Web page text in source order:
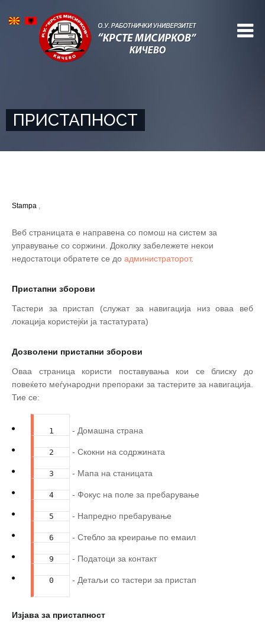
ПРИСТАПНОСТ
Stampa ,
Веб страницата е направена со помош на систем за
управување со соржини. Доколку забележете некои
недостатоци обратете се до администраторот.
Пристапни зборови
Тастери за пристап (служат за навигација низ оваа веб
локација користејќи ја тастатурата)
Дозволени пристапни зборови
Оваа страница користи поставувања кои се блиску до
повеќето меѓународни препораки за тастерите за навигација.
Тие се:
1 - Домашна страна
2 - Скокни на содржината
3 - Мапа на станицата
4 - Фокус на поле за пребарување
5 - Напредно пребарување
6 - Стебло за креирање по емаил
9 - Податоци за контакт
0 - Детаљи со тастери за пристап
Изјава за пристапност